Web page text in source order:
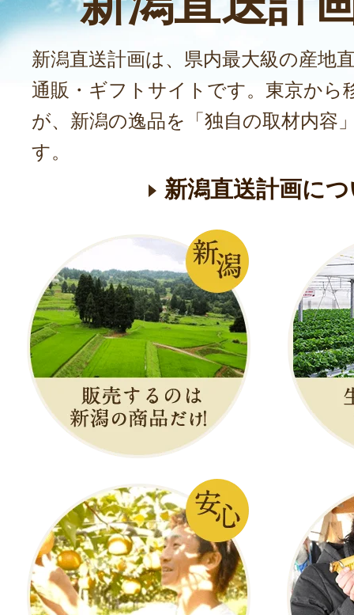
￥4,500～ (送料
新潟直送計画は、県内最大級の産地
通販・ギフトサイトです。東京から
が、新潟の逸品を「独自の取材内容
す。
新潟直送計画に